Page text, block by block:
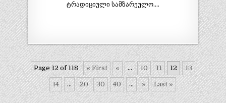
ტრადიციული სამზარეულო….
Page 12 of 118 « First « ... 10 11 12 13
14 ... 20 30 40 ... » Last »